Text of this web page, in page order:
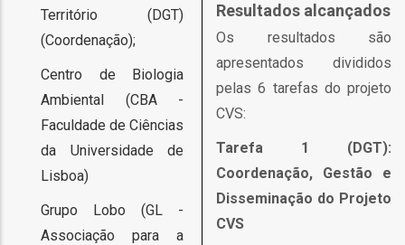
Território (DGT)
(Coordenação);
Centro de Biologia
Ambiental (CBA -
Faculdade de Ciências
da Universidade de
Lisboa)
Grupo Lobo (GL -
Associação para a
Resultados alcançados
Os resultados são
apresentados divididos
pelas 6 tarefas do projeto
CVS:
Tarefa 1 (DGT):
Coordenação, Gestão e
Disseminação do Projeto
CVS